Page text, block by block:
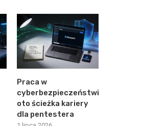
Praca w
cyberbezpieczeństwie:
oto ścieżka kariery
dla pentestera